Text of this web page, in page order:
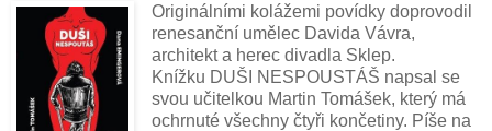
Originálními kolážemi povídky doprovodil
renesanční umělec Davida Vávra,
architekt a herec divadla Sklep.
Knížku DUŠI NESPOUSTÁŠ napsal se
svou učitelkou Martin Tomášek, který má
ochrnuté všechny čtyři končetiny. Píše na